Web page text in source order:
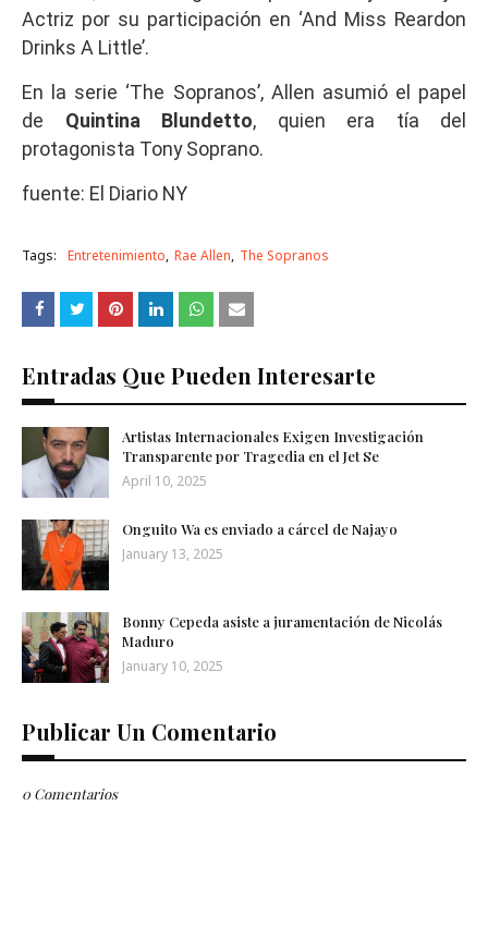
Actriz por su participación en ‘And Miss Reardon
Drinks A Little’.
En la serie ‘The Sopranos’, Allen asumió el papel
de Quintina Blundetto, quien era tía del
protagonista Tony Soprano.
fuente: El Diario NY
Tags: Entretenimiento Rae Allen The Sopranos
Entradas Que Pueden Interesarte
Artistas Internacionales Exigen Investigación
Transparente por Tragedia en el Jet Se
April 10, 2025
Onguito Wa es enviado a cárcel de Najayo
January 13, 2025
Bonny Cepeda asiste a juramentación de Nicolás
Maduro
January 10, 2025
Publicar Un Comentario
0 Comentarios